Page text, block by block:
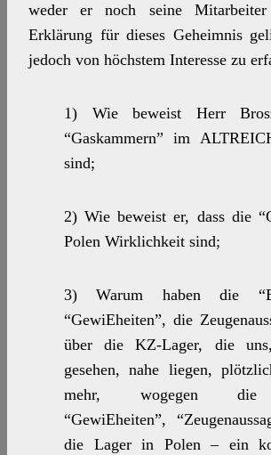
weder er noch seine
Erklärung für dieses Geheimnis
jedoch von höchstem Interesse zu
1) Wie beweist Herr
“Gaskammern” im
sind;
2) Wie beweist er, dass die
Polen Wirklichkeit sind;
3) Warum haben die
“GewiEheiten”, die
über die KZ-Lager, die uns,
gesehen, nahe liegen,
mehr, wogegen die
“GewiEheiten”,
die Lager in Polen – ein